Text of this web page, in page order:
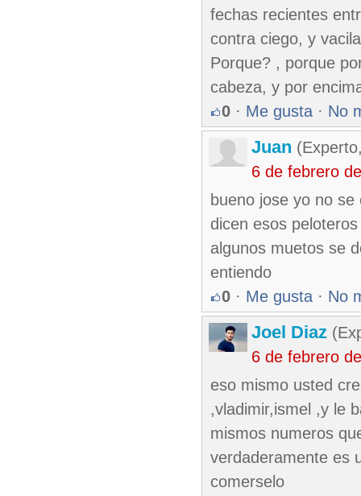
fechas recientes
contra ciego, y
Porque? , porque
cabeza, y por
0 · Me gusta · No
Juan
6 de febrero
bueno jose yo no
dicen esos
algunos muetos se
entiendo
0 · Me gusta · No
Joel Diaz
6 de febrero
eso mismo usted
,vladimir,ismel ,y le
mismos numeros
verdaderamente es
comerselo